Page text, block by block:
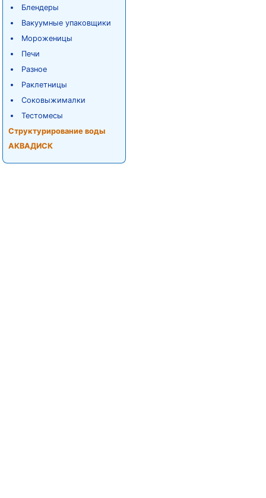
Блендеры
Вакуумные упаковщики
Мороженицы
Печи
Разное
Раклетницы
Соковыжималки
Тестомесы
Структурирование воды
АКВАДИСК